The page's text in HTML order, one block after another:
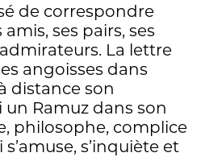
de correspondre
ses pairs, ses
La lettre
angoisses dans
distance son
Ramuz dans son
philosophe, complice
s’inquiète et